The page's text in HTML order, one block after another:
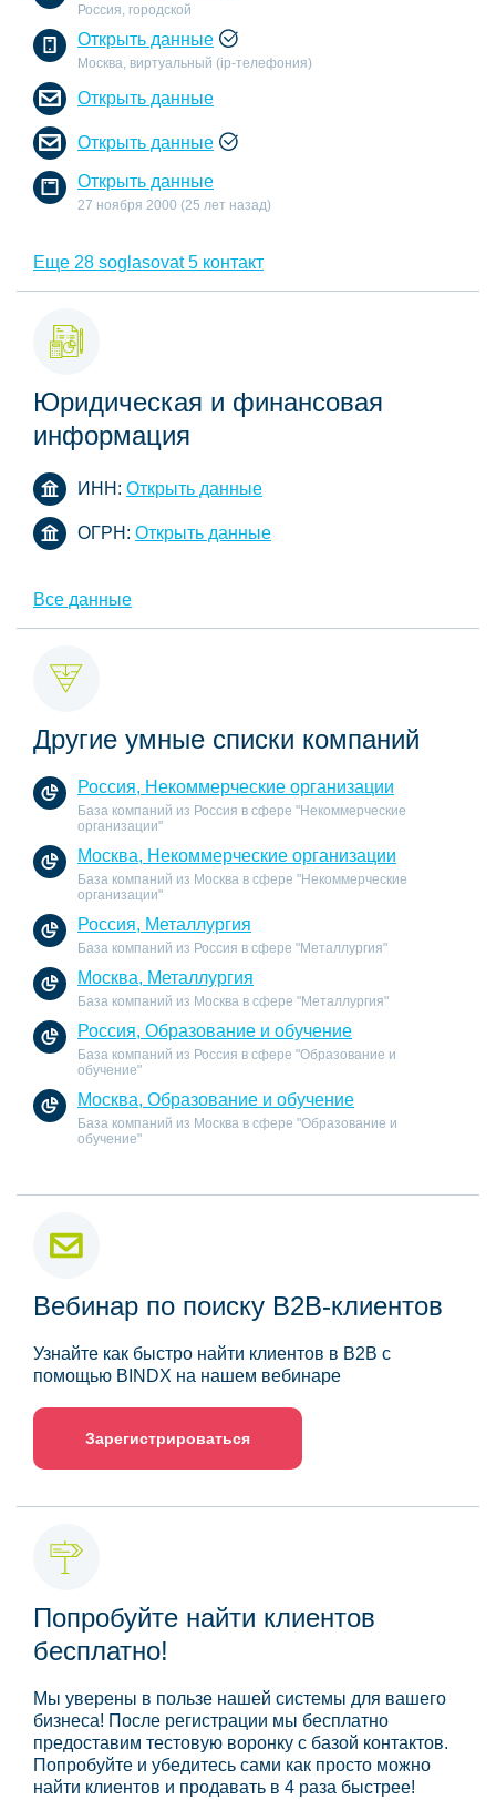
Россия, городской
Открыть данные
Москва, виртуальный (ip-телефония)
Открыть данные
Открыть данные
Открыть данные
27 ноября 2000 (25 лет назад)
Еще 28 soglasovat 5 контакт
Юридическая и финансовая
информация
ИНН: Открыть данные
ОГРН: Открыть данные
Все данные
Другие умные списки компаний
Россия, Некоммерческие организации
База компаний из Россия в сфере "Некоммерческие
организации"
Москва, Некоммерческие организации
База компаний из Москва в сфере "Некоммерческие
организации"
Россия, Металлургия
База компаний из Россия в сфере "Металлургия"
Москва, Металлургия
База компаний из Москва в сфере "Металлургия"
Россия, Образование и обучение
База компаний из Россия в сфере "Образование и
обучение"
Москва, Образование и обучение
База компаний из Москва в сфере "Образование и
обучение"
Вебинар по поиску B2B-клиентов
Узнайте как быстро найти клиентов в B2B с
помощью BINDX на нашем вебинаре
Зарегистрироваться
Попробуйте найти клиентов
бесплатно!
Мы уверены в пользе нашей системы для вашего
бизнеса! После регистрации мы бесплатно
предоставим тестовую воронку с базой контактов.
Попробуйте и убедитесь сами как просто можно
найти клиентов и продавать в 4 раза быстрее!